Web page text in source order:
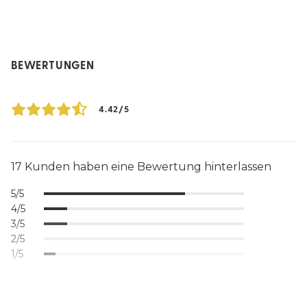
BEWERTUNGEN
4.42/5
17 Kunden haben eine Bewertung hinterlassen
5/5
4/5
3/5
2/5
1/5